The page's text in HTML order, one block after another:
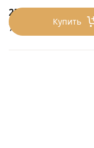
Купить
2579
737 ₽/кг